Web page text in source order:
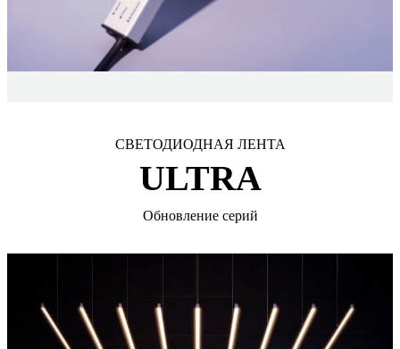
СВЕТОДИОДНАЯ ЛЕНТА
ULTRA
Обновление серий